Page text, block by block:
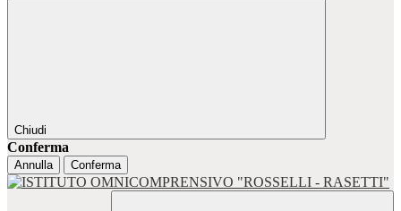
Chiudi
Conferma
Annulla Conferma